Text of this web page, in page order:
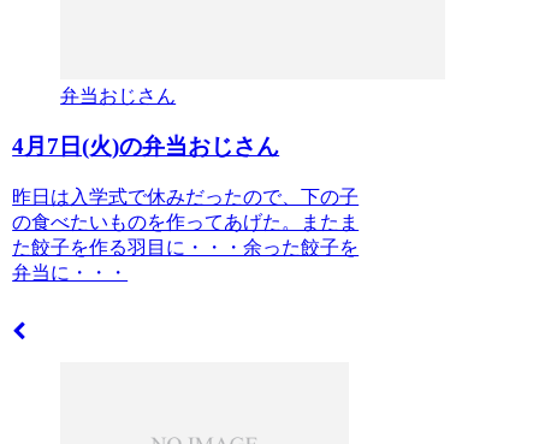
弁当おじさん
4月7日(火)の弁当おじさん
昨日は入学式で休みだったので、下の子
の食べたいものを作ってあげた。またま
た餃子を作る羽目に・・・余った餃子を
弁当に・・・